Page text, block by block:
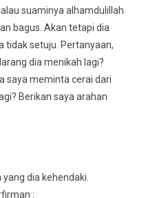
suaminya alhamdulillah
bagus. Akan tetapi dia
tidak setuju. Pertanyaan,
dia menikah lagi?
saya meminta cerai dari
Berikan saya arahan
dia kehendaki.
: